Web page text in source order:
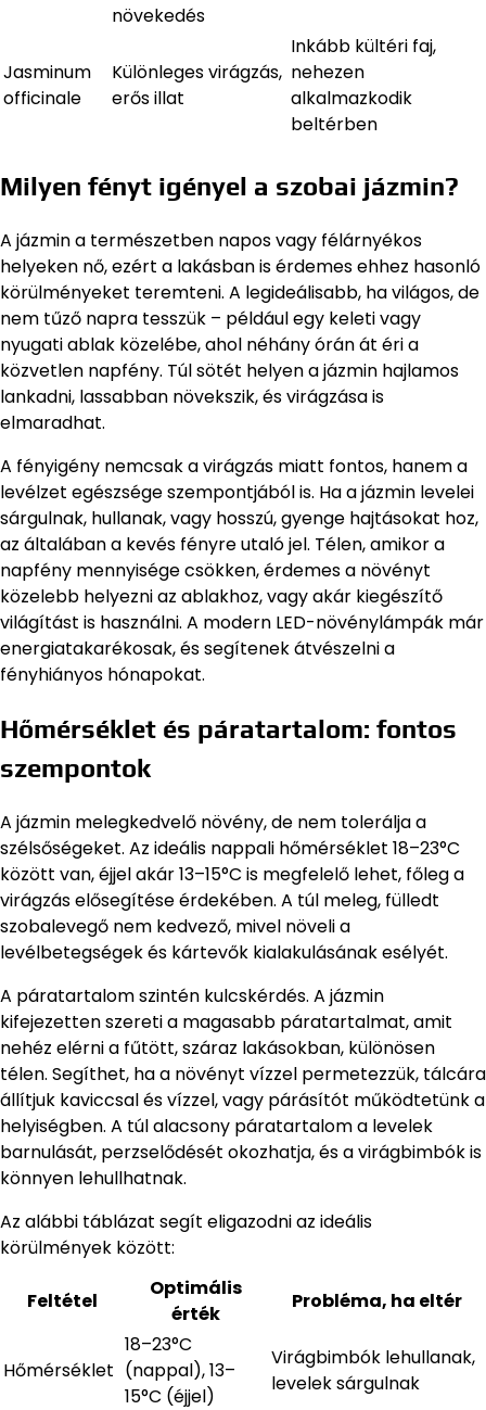
növekedés
Jasminum
officinale
Különleges virágzás,
erős illat
Inkább kültéri faj,
nehezen
alkalmazkodik
beltérben
Milyen fényt igényel a szobai jázmin?
A jázmin a természetben napos vagy félárnyékos
helyeken nő, ezért a lakásban is érdemes ehhez hasonló
körülményeket teremteni. A legideálisabb, ha világos, de
nem tűző napra tesszük – például egy keleti vagy
nyugati ablak közelébe, ahol néhány órán át éri a
közvetlen napfény. Túl sötét helyen a jázmin hajlamos
lankadni, lassabban növekszik, és virágzása is
elmaradhat.
A fényigény nemcsak a virágzás miatt fontos, hanem a
levélzet egészsége szempontjából is. Ha a jázmin levelei
sárgulnak, hullanak, vagy hosszú, gyenge hajtásokat hoz,
az általában a kevés fényre utaló jel. Télen, amikor a
napfény mennyisége csökken, érdemes a növényt
közelebb helyezni az ablakhoz, vagy akár kiegészítő
világítást is használni. A modern LED-növénylámpák már
energiatakarékosak, és segítenek átvészelni a
fényhiányos hónapokat.
Hőmérséklet és páratartalom: fontos
szempontok
A jázmin melegkedvelő növény, de nem tolerálja a
szélsőségeket. Az ideális nappali hőmérséklet 18–23°C
között van, éjjel akár 13–15°C is megfelelő lehet, főleg a
virágzás elősegítése érdekében. A túl meleg, fülledt
szobalevegő nem kedvező, mivel növeli a
levélbetegségek és kártevők kialakulásának esélyét.
A páratartalom szintén kulcskérdés. A jázmin
kifejezetten szereti a magasabb páratartalmat, amit
nehéz elérni a fűtött, száraz lakásokban, különösen
télen. Segíthet, ha a növényt vízzel permetezzük, tálcára
állítjuk kaviccsal és vízzel, vagy párásítót működtetünk a
helyiségben. A túl alacsony páratartalom a levelek
barnulását, perzselődését okozhatja, és a virágbimbók is
könnyen lehullhatnak.
Az alábbi táblázat segít eligazodni az ideális
körülmények között:
Feltétel
Optimális
érték
Probléma, ha eltér
Hőmérséklet
18–23°C
(nappal), 13–
15°C (éjjel)
Virágbimbók lehullanak,
levelek sárgulnak